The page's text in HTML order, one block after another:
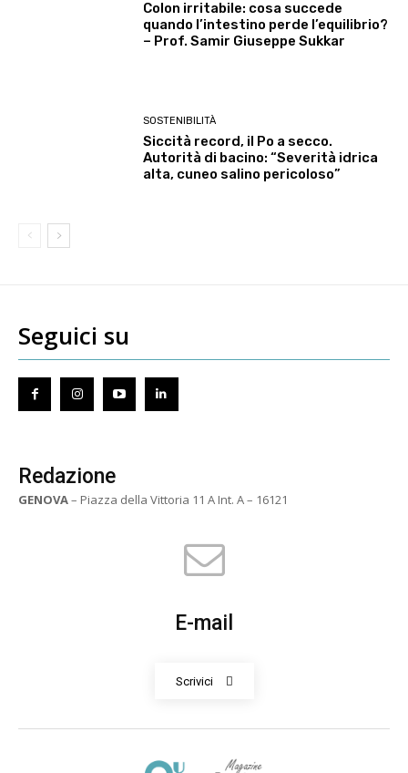
Colon irritabile: cosa succede
quando l’intestino perde l’equilibrio?
– Prof. Samir Giuseppe Sukkar
SOSTENIBILITÀ
Siccità record, il Po a secco.
Autorità di bacino: “Severità idrica
alta, cuneo salino pericoloso”
Seguici su
Redazione
GENOVA– Piazza della Vittoria 11 A Int. A – 16121
E-mail
Scrivici